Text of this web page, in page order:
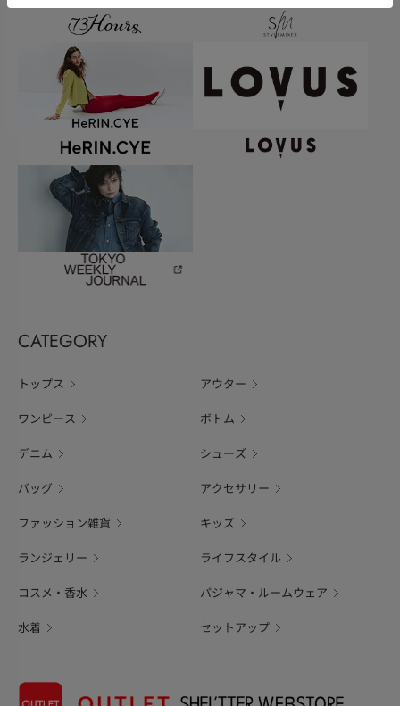
CATEGORY
トップス アウター
ワンピース ボトム
デニム シューズ
バッグ アクセサリー
ファッション雑貨 キッズ
ランジェリー ライフスタイル
コスメ・香水 パジャマ・ルームウェア
水着 セットアップ